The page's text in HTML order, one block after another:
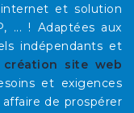
et solution
... ! Adaptées aux
indépendants et
création site web
et exigences
de prospérer